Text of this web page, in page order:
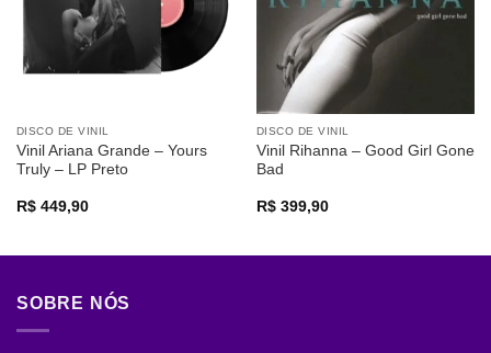
DISCO DE VINIL
Vinil Ariana Grande – Yours
Truly – LP Preto
R$449,90
DISCO DE VINIL
Vinil Rihanna – Good Girl Gone
Bad
R$399,90
SOBRE NÓS